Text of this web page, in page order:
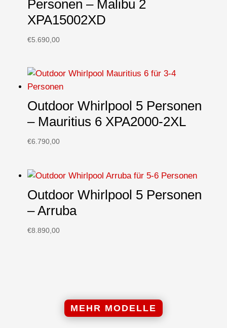
Personen – Malibu 2
XPA15002XD
€5.690,00
Outdoor Whirlpool 5 Personen
– Mauritius 6 XPA2000-2XL
€6.790,00
Outdoor Whirlpool 5 Personen
– Arruba
€8.890,00
MEHR MODELLE